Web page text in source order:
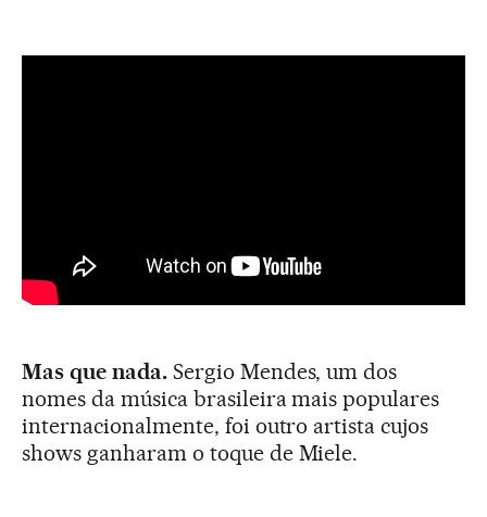
Mas que nada.Sergio Mendes, um dos
nomes da música brasileira mais populares
internacionalmente, foi outro artista cujos
shows ganharam o toque de Miele.